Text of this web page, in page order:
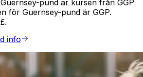
pund är kursen från GGP
för Guernsey-pund är GGP.
info